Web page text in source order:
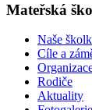
Mateřská
Naše
Cíle a
Rodiče
Aktuality